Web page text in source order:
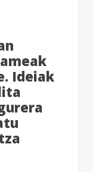
Ideiak